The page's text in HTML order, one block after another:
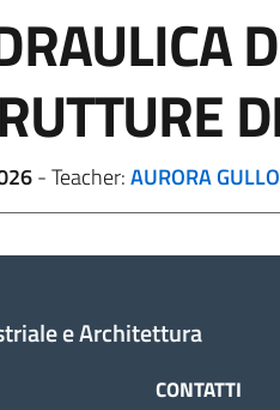
- Teacher:AURORA
e Architettura
CONTATTI